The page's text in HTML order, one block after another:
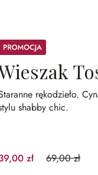
rękodzieło.
shabby chic.
zł 69,00 zł